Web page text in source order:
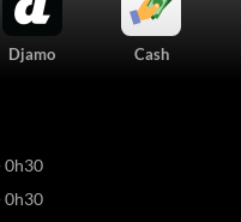
Djamo Cash
0h30
0h30